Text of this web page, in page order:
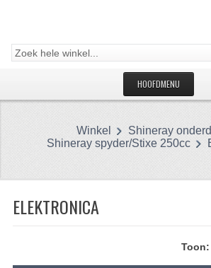
HOOFDMENU
CATEGORIEËN
Winkel
Shineray
Shineray spyder/Stixe 250cc
ELEKTRONICA
Toon: